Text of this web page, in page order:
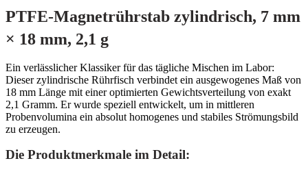
PTFE-Magnetrührstab zylindrisch, 7 mm
× 18 mm, 2,1 g
Ein verlässlicher Klassiker für das tägliche Mischen im Labor:
Dieser zylindrische Rührfisch verbindet ein ausgewogenes Maß von
18 mm Länge mit einer optimierten Gewichtsverteilung von exakt
2,1 Gramm. Er wurde speziell entwickelt, um in mittleren
Probenvolumina ein absolut homogenes und stabiles Strömungsbild
zu erzeugen.
Die Produktmerkmale im Detail: